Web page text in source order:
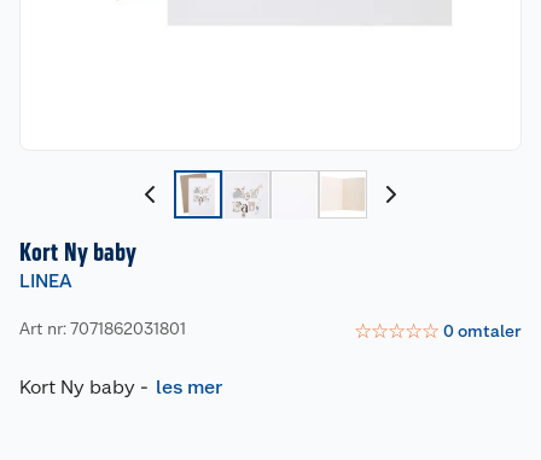
Kort Ny baby
LINEA
Art nr: 7071862031801 ☆☆☆☆☆ 0omtaler
Kort Ny baby - les mer